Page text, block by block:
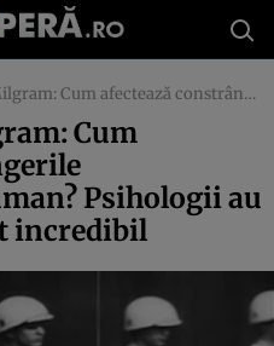
comportamentul uman? Psihologii au ajuns la un rezultat incredibil
Cum
Psihologii au
incredibil